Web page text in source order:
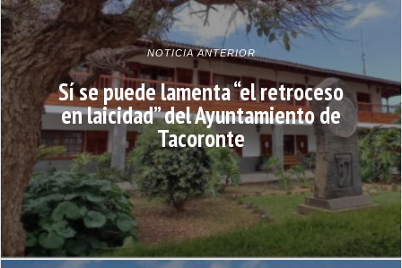
NOTICIA ANTERIOR
Sí se puede lamenta “el retroceso
en laicidad” del Ayuntamiento de
Tacoronte